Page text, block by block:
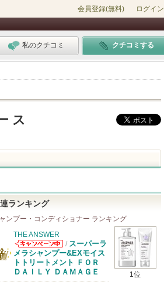
会員登録(無料) ログイン
私のクチコミ クチコミする
ス
ランキング
ンプー・コンディショナー ランキング
1位
THE ANSWER
THE ANSWER
からのお知らせ
があります
/ スーパーラ
メラシャンプー&EXモイス
トトリートメント ＦＯＲ
ＤＡＩＬＹ ＤＡＭＡＧＥ